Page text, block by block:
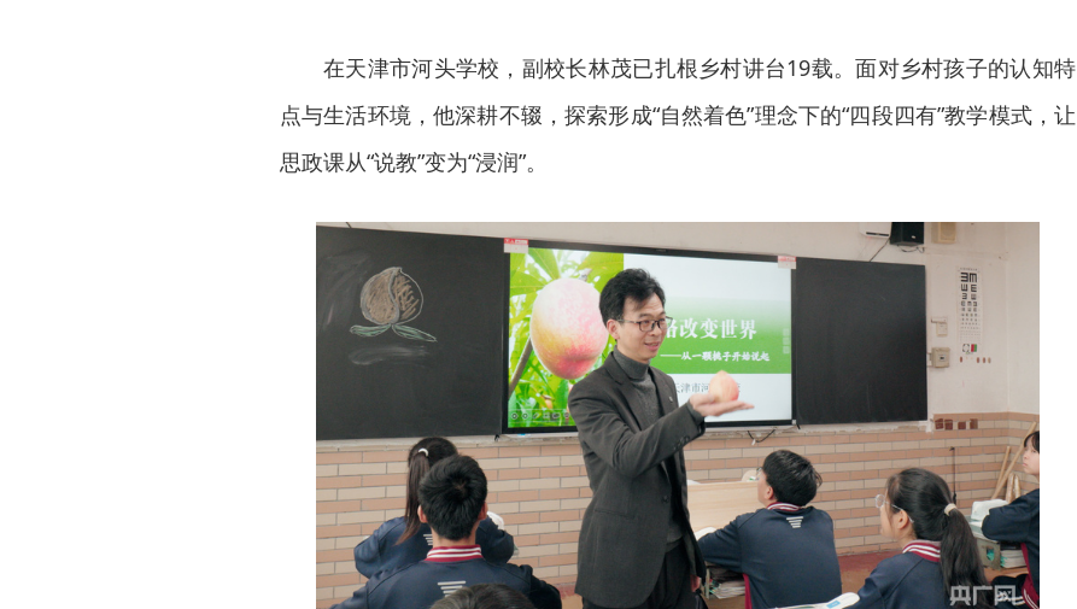
在天津市河头学校，副校长林茂已扎根乡村讲台19载。面对乡村孩子的认知特
点与生活环境，他深耕不辍，探索形成“自然着色”理念下的“四段四有”教学模式，让
思政课从“说教”变为“浸润”。